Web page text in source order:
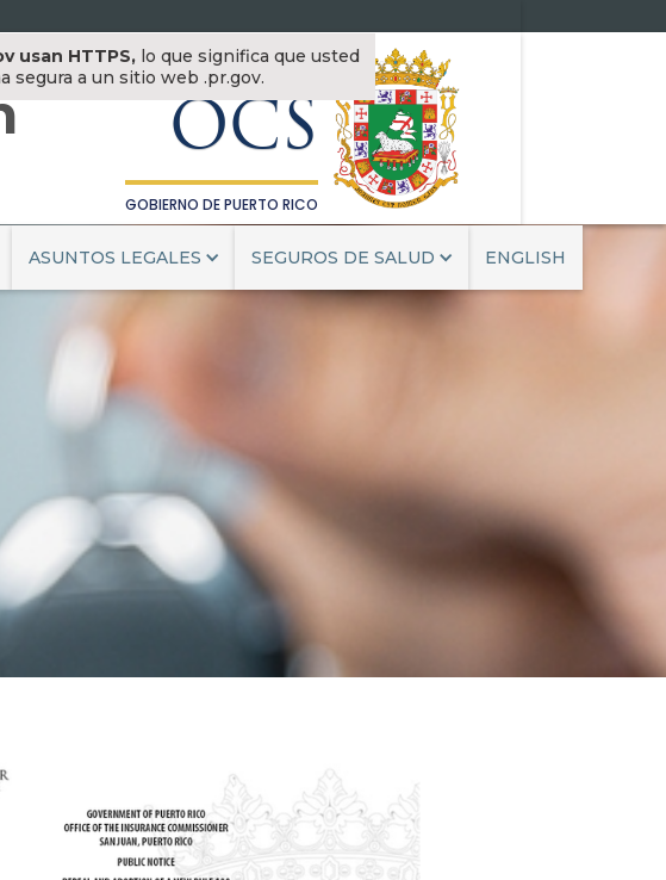
usan HTTPS,lo que significa que usted
segura a un sitio web .pr.gov.
OFICINA DEL
COMISIONADO DE SEGUROS
OCS
GOBIERNO DE PUERTO RICO
ASUNTOS LEGALES SEGUROS DE SALUD ENGLISH